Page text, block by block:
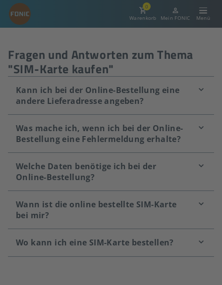
0
Warenkorb
Mein FONIC
Fragen und Antworten zum Thema
"SIM-Karte kaufen"